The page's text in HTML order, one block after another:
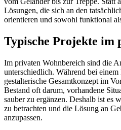
Lösungen, die sich an den
orientieren und sowohl funktional
Typische Projekte im
Im privaten Wohnbereich sind die
unterschiedlich. Während bei
gestalterische Gesamtkonzept im
Bestand oft darum, vorhandene
sauber zu ergänzen. Deshalb ist es
zu betrachten und die Lösung an
anzupassen.